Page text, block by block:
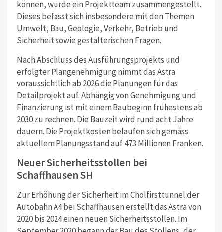
können, wurde ein Projektteam zusammengestellt.
Dieses befasst sich insbesondere mit den Themen
Umwelt, Bau, Geologie, Verkehr, Betrieb und
Sicherheit sowie gestalterischen Fragen.
Nach Abschluss des Ausführungsprojekts und
erfolgter Plangenehmigung nimmt das Astra
voraussichtlich ab 2026 die Planungen für das
Detailprojekt auf. Abhängig von Genehmigung und
Finanzierung ist mit einem Baubeginn frühestens ab
2030 zu rechnen. Die Bauzeit wird rund acht Jahre
dauern. Die Projektkosten belaufen sich gemäss
aktuellem Planungsstand auf 473 Millionen Franken.
Neuer Sicherheitsstollen bei
Schaffhausen SH
Zur Erhöhung der Sicherheit im Cholfirsttunnel der
Autobahn A4 bei Schaffhausen erstellt das Astra von
2020 bis 2024 einen neuen Sicherheitsstollen. Im